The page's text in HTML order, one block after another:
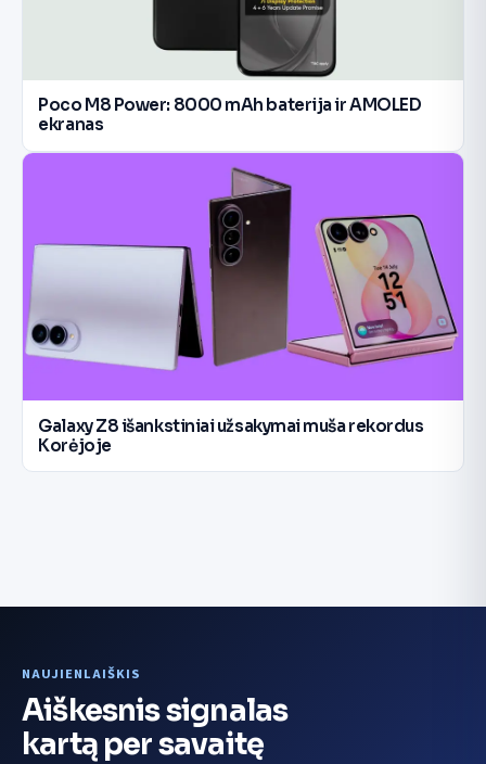
Poco M8 Power: 8000 mAh baterija ir AMOLED
ekranas
Galaxy Z8 išankstiniai užsakymai muša rekordus
Korėjoje
NAUJIENLAIŠKIS
Aiškesnis signalas
kartą per savaitę